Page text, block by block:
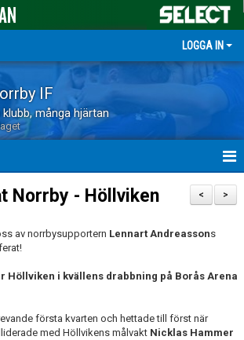
LOGGA IN
IF
klubb, många hjärtan
>
<
Norrby - Höllviken
av norrbysupportern Lennart Andreassons
Höllviken i kvällens drabbning på Borås Arena
första kvarten och hettade till först när
med Höllvikens målvakt Nicklas Hammer